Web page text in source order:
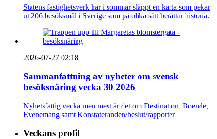
Statens fastighetsverk har i sommar släppt en karta som pekar
ut 206 besöksmål i Sverige som på olika sätt berättar historia.
2026-07-27 02:18
Sammanfattning av nyheter om svensk
besöksnäring vecka 30 2026
Nyhetsfattig vecka men mest är det om Destination, Boende,
Evenemang samt Konstateranden/beslut/rapporter
Veckans profil